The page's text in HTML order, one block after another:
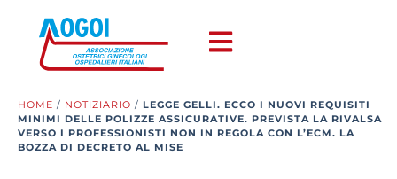
HOME / NOTIZIARIO / LEGGE GELLI. ECCO I NUOVI REQUISITI
MINIMI DELLE POLIZZE ASSICURATIVE. PREVISTA LA RIVALSA
VERSO I PROFESSIONISTI NON IN REGOLA CON L’ECM. LA
BOZZA DI DECRETO AL MISE